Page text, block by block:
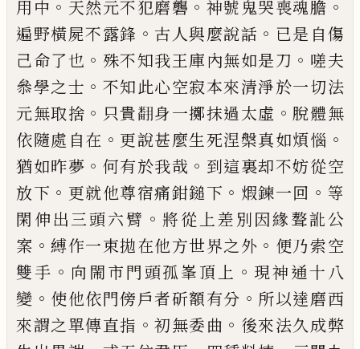
用中 。 天然元不犯磨礱 。 神號鬼哭喪魂膽 。
遍野橫屍不露鋒 。 古人與麼說話 。 已是自傷
己命了也 。 殊不知我王庫內無如是刀 。 嗟夫
叅學之士 。 不知此心空寂本來清淨於一切法
元無取捨 。 只貴𮋒身一擲抹過太虛 。 脫體無
依隨處自在 。 更說甚麼生死涅槃真如煩惱 。
猶如昨夢 。 何有於我哉 。 到這裏却不妨從空
放下 。 更就他尊宿痛鉗鎚下 。 煆鍊一回 。 等
閑伸出三頭六臂 。 將從 上差別因緣聱訛公
案 。 縛作一束拋在他方世界之外 。 便乃索空
雙手 。 向閙市門頭孤峯頂上 。 現神通十 八
變 。 使他依門傍戶者斫額有分 。 所以達磨西
來謂之單傳直指 。初無委曲 。 後來法久成弊